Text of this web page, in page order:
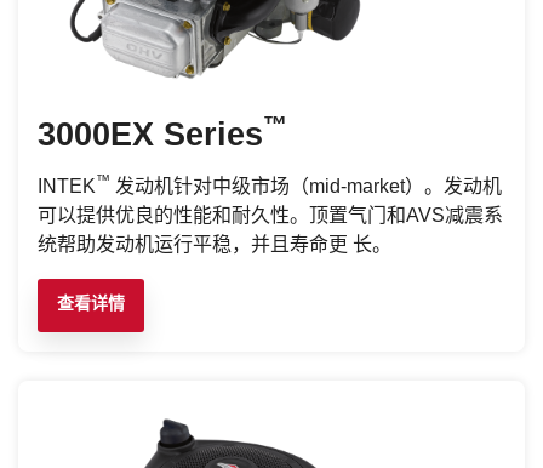
3000EX Series™
INTEK™ 发动机针对中级市场（mid-market）。发动机
可以提供优良的性能和耐久性。顶置气门和AVS减震系
统帮助发动机运行平稳，并且寿命更 长。
查看详情